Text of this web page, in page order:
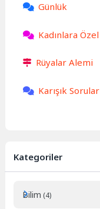
Günlük
Kadınlara Özel
Rüyalar Alemi
Karışık Sorular
Kategoriler
Bilim (4)